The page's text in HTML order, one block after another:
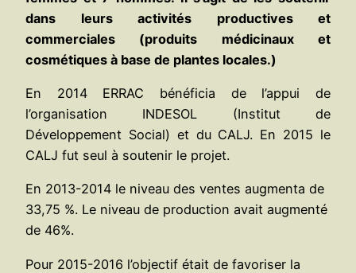
dans leurs activités productives et
commerciales (produits médicinaux et
cosmétiques à base de plantes locales.)
En 2014 ERRAC bénéficia de l’appui de
l’organisation INDESOL (Institut de
Développement Social) et du CALJ. En 2015 le
CALJ fut seul à soutenir le projet.
En 2013-2014 le niveau des ventes augmenta de
33,75 %. Le niveau de production avait augmenté
de 46%.
Pour 2015-2016 l’objectif était de favoriser la